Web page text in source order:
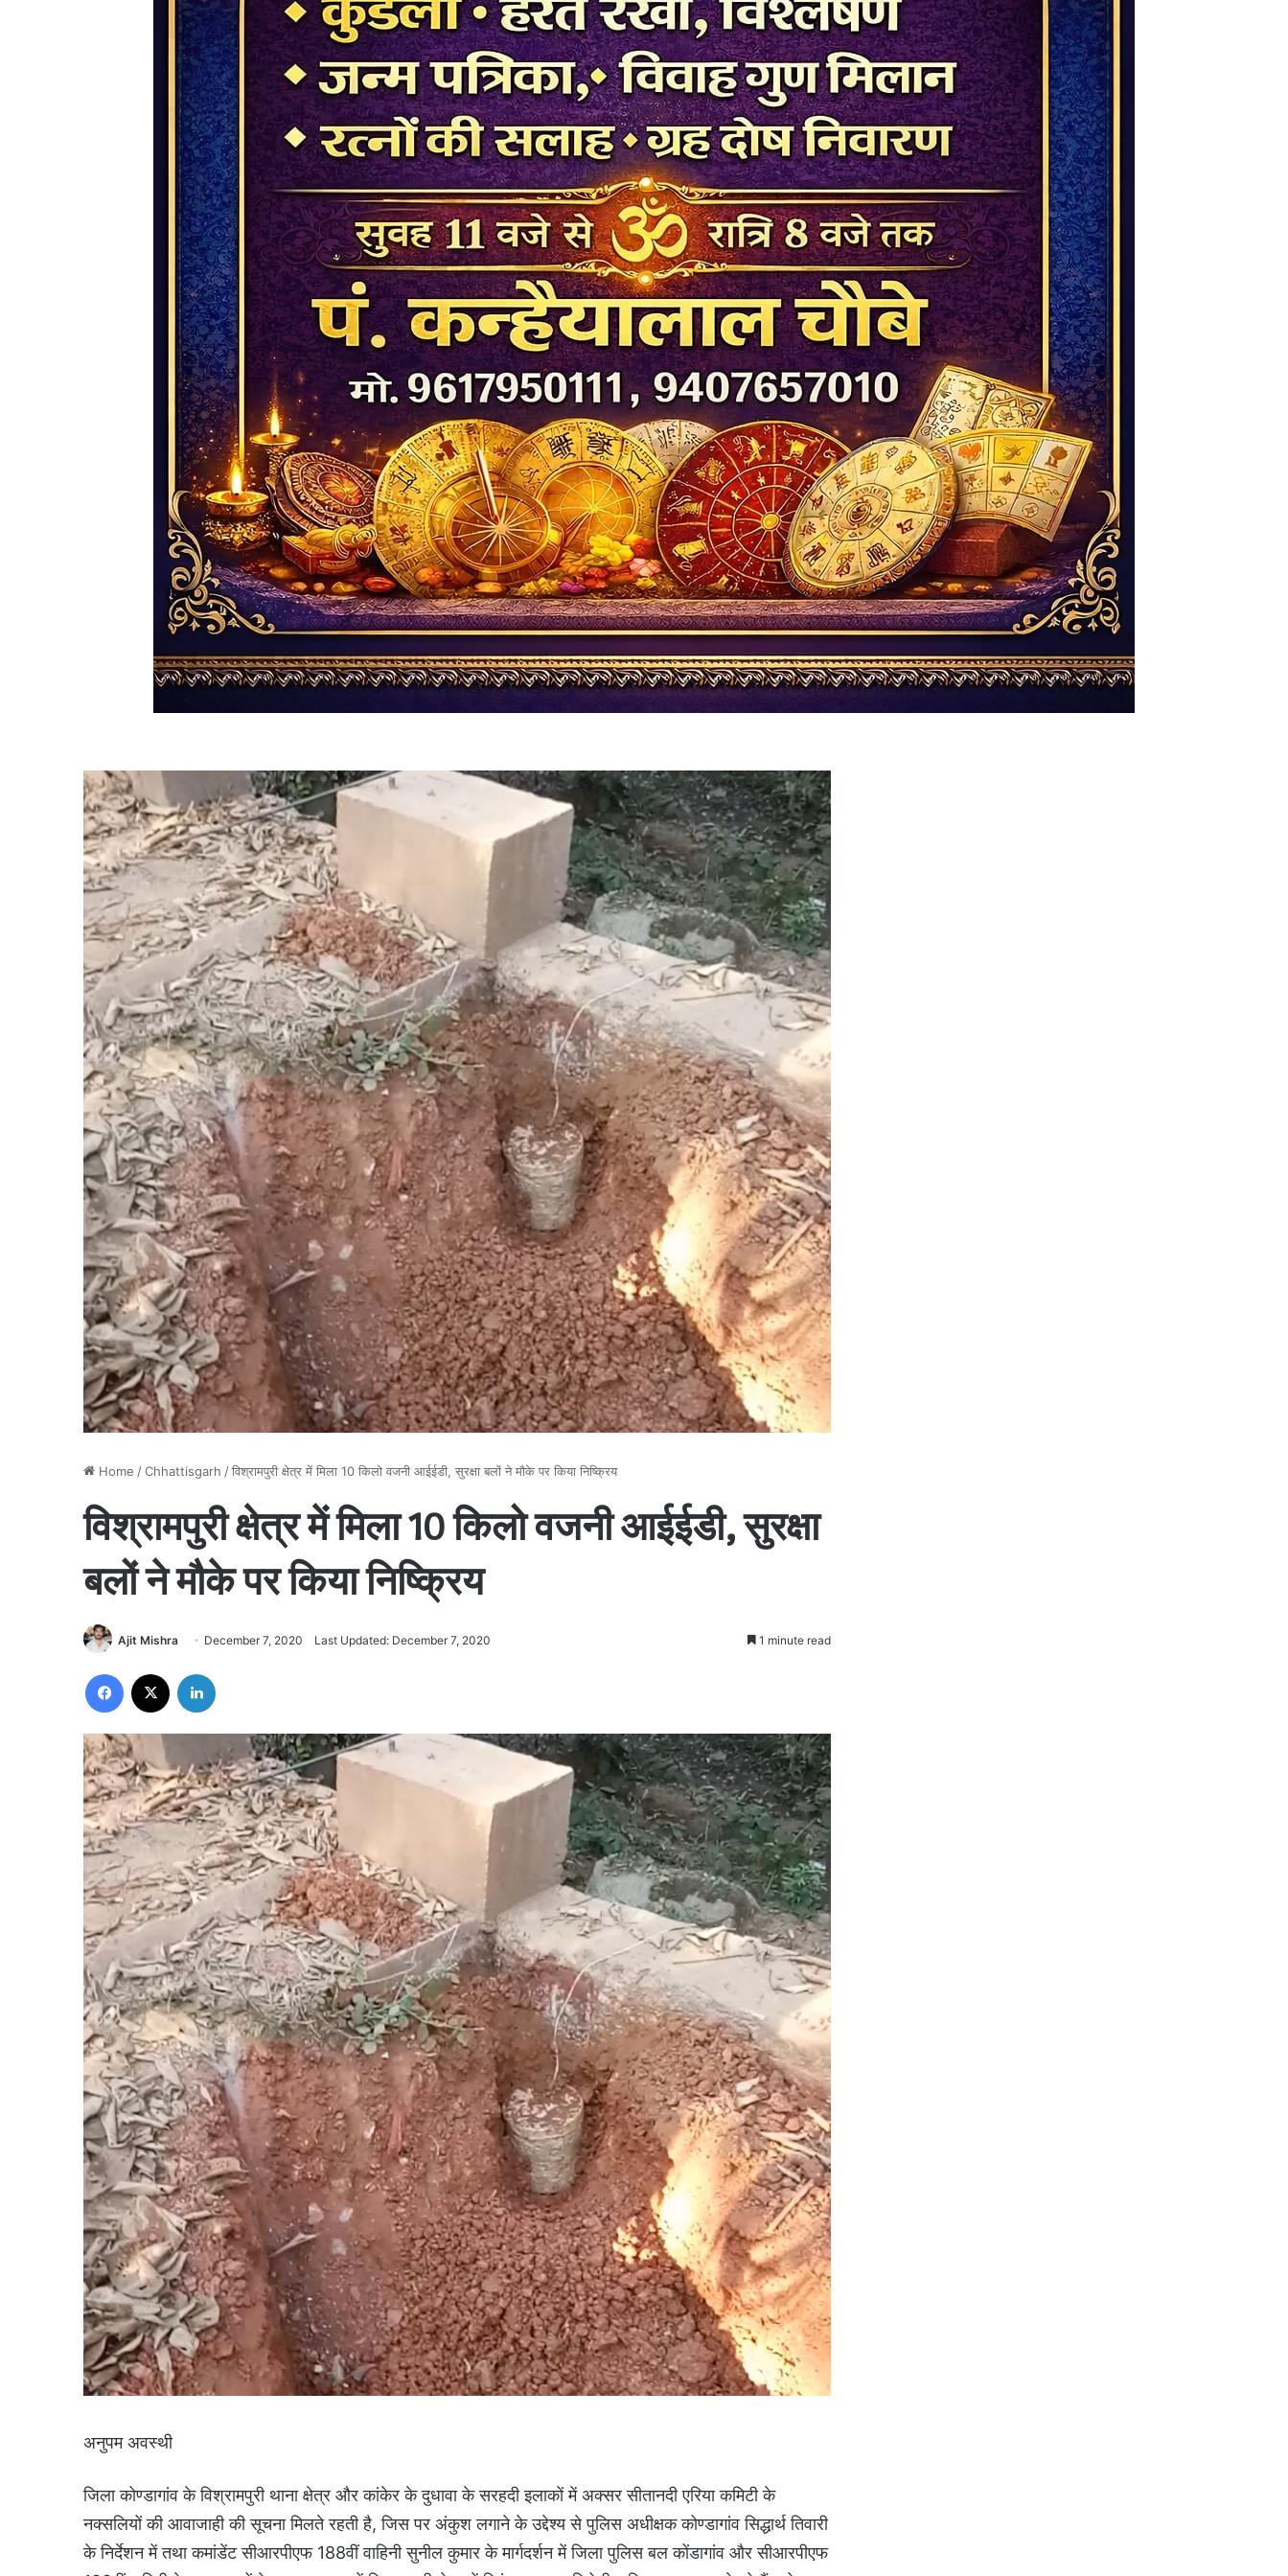
Home /Chhattisgarh /विश्रामपुरी क्षेत्र में मिला 10 किलो वजनी आईईडी, सुरक्षा बलों ने मौके पर किया निष्क्रिय
विश्रामपुरी क्षेत्र में मिला 10 किलो वजनी आईईडी, सुरक्षा
बलों ने मौके पर किया निष्क्रिय
Ajit Mishra December 7, 2020 Last Updated: December 7, 2020 1 minute read
Facebook
अनुपम अवस्थी
जिला कोण्डागांव के विश्रामपुरी थाना क्षेत्र और कांकेर के दुधावा के सरहदी इलाकों में अक्सर सीतानदी एरिया कमिटी के
नक्सलियों की आवाजाही की सूचना मिलते रहती है, जिस पर अंकुश लगाने के उद्देश्य से पुलिस अधीक्षक कोण्डागांव सिद्धार्थ तिवारी
के निर्देशन में तथा कमांडेंट सीआरपीएफ 188वीं वाहिनी सुनील कुमार के मार्गदर्शन में जिला पुलिस बल कोंडागांव और सीआरपीएफ